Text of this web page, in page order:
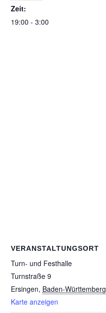
Zeit:
19:00 - 3:00
VERANSTALTUNGSORT
Turn- und Festhalle
Turnstraße 9
Ersingen, Baden-Württemberg
Karte anzeigen